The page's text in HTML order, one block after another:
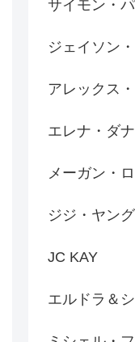
サイモン・
ジェイソン
アレックス
エレナ・ダ
メーガン・
ジジ・ヤング
JC KAY
エルドラ＆